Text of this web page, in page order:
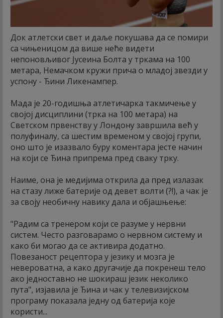
Док атлетски свет и даље покушава да се помири
са чињеницом да више неће видети
непоновљивог Јусеина Болта у тркама на 100
метара, Немачком кружи прича о младој звезди у
успону - Ђини Ликенампер.
Мада је 20-годишња атлетичарка такмичење у
својој дисциплини (трка на 100 метара) на
Светском првенству у Лондону завршила већ у
полуфиналу, са шестим временом у својој групи,
оно што је изазвало буру коментара јесте начин
на који се Ђина припрема пред сваку трку.
Наиме, она је медијима открила да пред излазак
на стазу лиже батерије од девет волти (?!), а чак је
за своју необичну навику дала и објашњење:
"Радим са тренером који се разуме у нервни
систем. Често разговарамо о нервном систему и
како би могао да се активира додатно.
Повезаност рецептора у језику и мозга је
невероватна, а како другачије да покренеш тело
ако једноставно не шокираш језик неколико
пута", изјавила је Ђина и чак у телевизијском
програму показала једну од батерија које
користи...